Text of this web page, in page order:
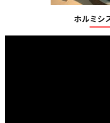
ホルミシ